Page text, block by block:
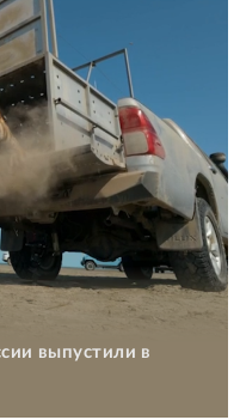
выпустили в